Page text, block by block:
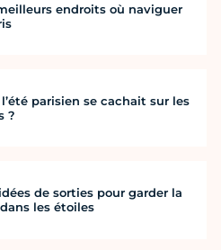
endroits où naviguer
parisien se cachait sur les
?
de sorties pour garder la
les étoiles